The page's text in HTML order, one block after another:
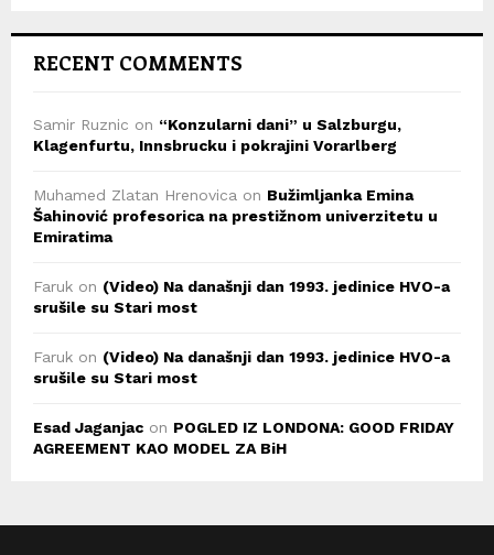
RECENT COMMENTS
Samir Ruznic on “Konzularni dani” u Salzburgu,
Klagenfurtu, Innsbrucku i pokrajini Vorarlberg
Muhamed Zlatan Hrenovica on Bužimljanka Emina
Šahinović profesorica na prestižnom univerzitetu u
Emiratima
Faruk on (Video) Na današnji dan 1993. jedinice HVO-a
srušile su Stari most
Faruk on (Video) Na današnji dan 1993. jedinice HVO-a
srušile su Stari most
Esad Jaganjac on POGLED IZ LONDONA: GOOD FRIDAY
AGREEMENT KAO MODEL ZA BiH